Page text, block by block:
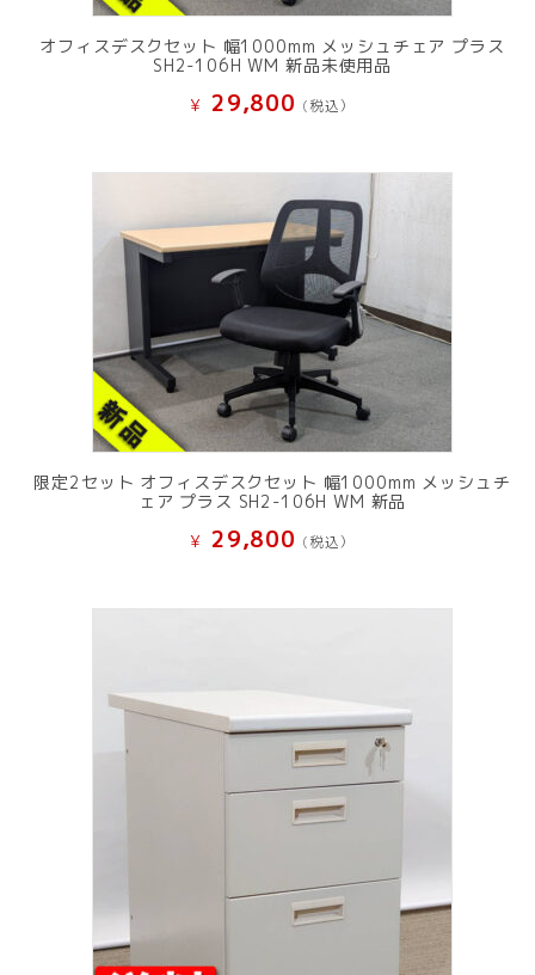
オフィスデスクセット 幅1000mm メッシュチェア プラス
SH2-106H WM 新品未使用品
¥ 29,800 (税込）
限定2セット オフィスデスクセット 幅1000mm メッシュチ
ェア プラス SH2-106H WM 新品
¥ 29,800 (税込）